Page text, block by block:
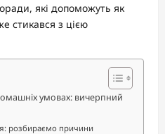
які допоможуть як
стикався з цією
умовах: вичерпний
розбираємо причини